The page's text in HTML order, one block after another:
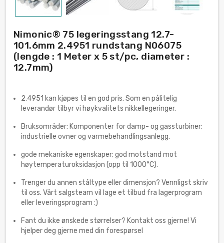
Nimonic® 75 legeringsstang 12.7-
101.6mm 2.4951 rundstang N06075
(lengde : 1 Meter x 5 st/pc, diameter :
12.7mm)
2.4951 kan kjøpes til en god pris. Som en pålitelig
leverandør tilbyr vi høykvalitets nikkellegeringer.
Bruksområder: Komponenter for damp- og gassturbiner;
industrielle ovner og varmebehandlingsanlegg.
gode mekaniske egenskaper; god motstand mot
høytemperaturoksidasjon (opp til 1000°C).
Trenger du annen ståltype eller dimensjon? Vennligst skriv
til oss. Vårt salgsteam vil lage et tilbud fra lagerprogram
eller leveringsprogram :)
Fant du ikke ønskede størrelser? Kontakt oss gjerne! Vi
hjelper deg gjerne med din forespørsel